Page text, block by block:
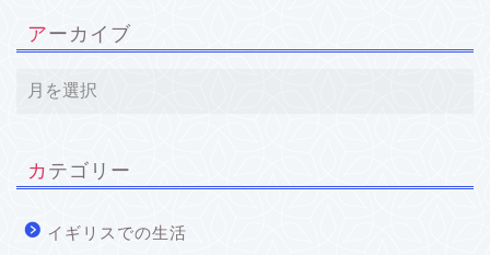
アーカイブ
カテゴリー
イギリスでの生活